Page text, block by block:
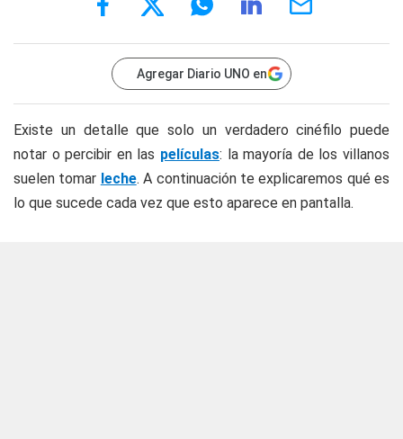
Agregar Diario UNO en
Existe un detalle que solo un verdadero cinéfilo puede
notar o percibir en las películas: la mayoría de los villanos
suelen tomar leche. A continuación te explicaremos qué es
lo que sucede cada vez que esto aparece en pantalla.